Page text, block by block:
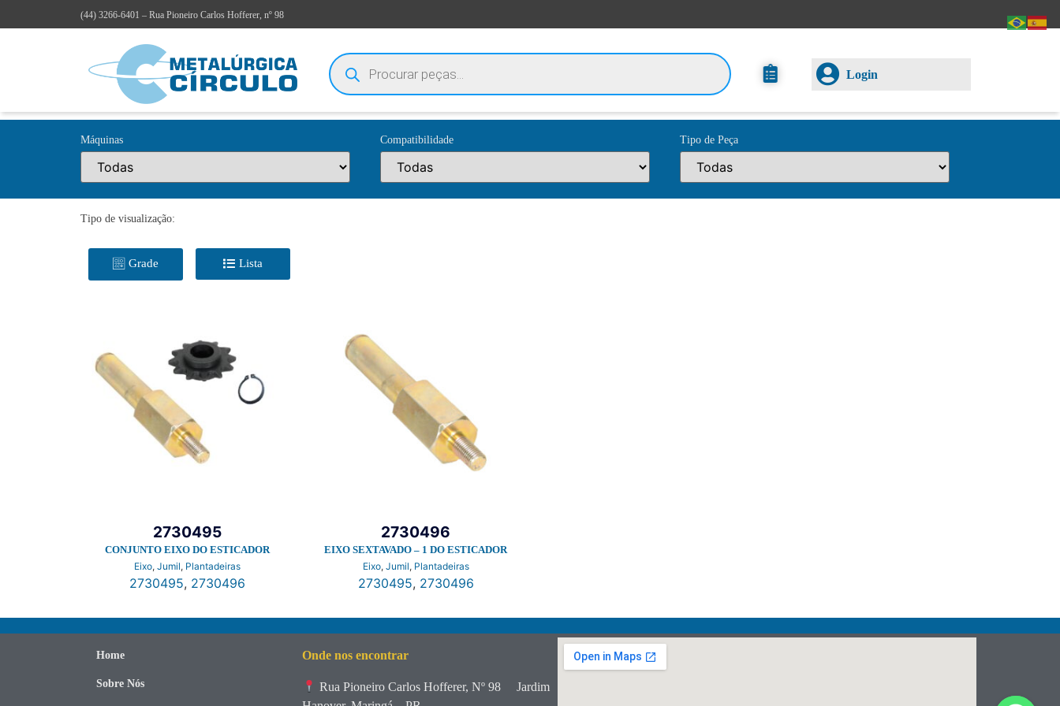
(44) 3266-6401 – Rua Pioneiro Carlos Hofferer, nº 98
Login
Máquinas Compatibilidade Tipo de Peça
Tipo de visualização:
Grade Lista
Eixo, Jumil, Plantadeiras
CONJUNTO EIXO DO ESTICADOR
2730495
2730495, 2730496
Eixo, Jumil, Plantadeiras
EIXO SEXTAVADO – 1 DO ESTICADOR
2730496
2730495, 2730496
Home
Sobre Nós
Onde nos encontrar
Rua Pioneiro Carlos Hofferer, Nº 98
Jardim